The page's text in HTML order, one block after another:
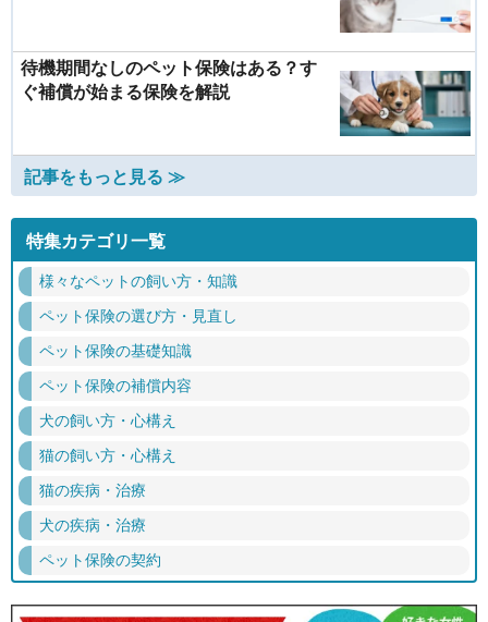
待機期間なしのペット保険はある？す
ぐ補償が始まる保険を解説
記事をもっと見る ≫
特集カテゴリ一覧
様々なペットの飼い方・知識
ペット保険の選び方・見直し
ペット保険の基礎知識
ペット保険の補償内容
犬の飼い方・心構え
猫の飼い方・心構え
猫の疾病・治療
犬の疾病・治療
ペット保険の契約